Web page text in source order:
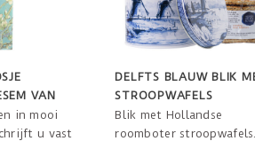
VAN
in mooi
u vast
DELFTS BLAUW BLIK
STROOPWAFELS
Blik met Hollandse
roomboter